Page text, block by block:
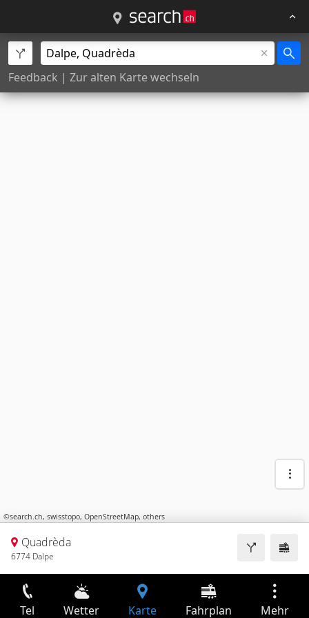
Feedback | Zur alten Karte wechseln
©search.ch, swisstopo, OpenStreetMap, others
Quadrèda
6774 Dalpe
Tel Wetter Karte Fahrplan Mehr